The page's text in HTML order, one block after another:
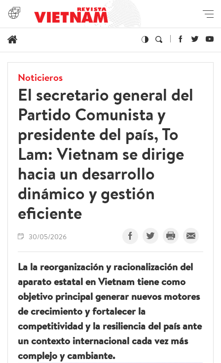
Noticieros
El secretario general del
Partido Comunista y
presidente del país, To
Lam: Vietnam se dirige
hacia un desarrollo
dinámico y gestión
eficiente
30/05/2026
La la reorganización y racionalización del
aparato estatal en Vietnam tiene como
objetivo principal generar nuevos motores
de crecimiento y fortalecer la
competitividad y la resiliencia del país ante
un contexto internacional cada vez más
complejo y cambiante.